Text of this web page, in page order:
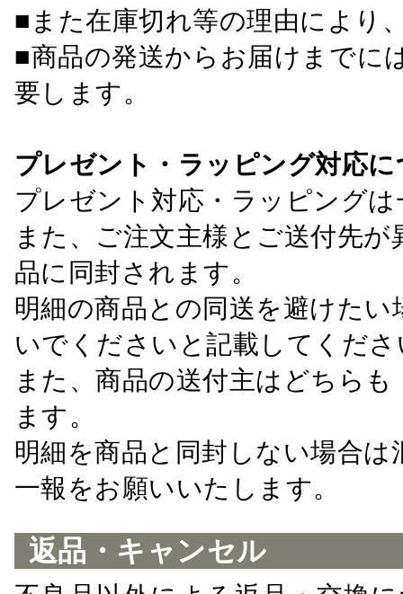
■また在庫切れ等の理由により
■商品の発送からお届けまでに
要します。
プレゼント・ラッピング対応
プレゼント対応・ラッピング
また、ご注文主様とご送付先
品に同封されます。
明細の商品との同送を避けた
いでくださいと記載してくださ
また、商品の送付主はどちら
ます。
明細を商品と同封しない場合
一報をお願いいたします。
返品・キャンセル